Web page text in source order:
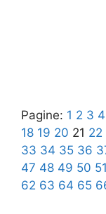
Pagine: 1 2 3 4
18 19 20 21 22
33 34 35 36
47 48 49 50 51
62 63 64 65